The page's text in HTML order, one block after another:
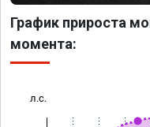
График прироста
момента:
л.с.